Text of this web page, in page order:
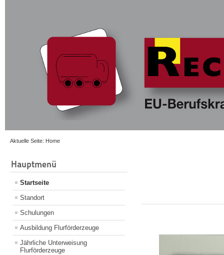
Aktuelle Seite: Home
Hauptmenü
Startseite
Standort
Schulungen
Ausbildung Flurförderzeuge
Jährliche Unterweisung
Flurförderzeuge